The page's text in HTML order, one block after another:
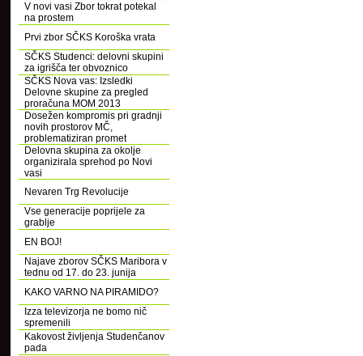
V novi vasi Zbor tokrat potekal
na prostem
Prvi zbor SČKS Koroška vrata
SČKS Studenci: delovni skupini
za igrišča ter obvoznico
SČKS Nova vas: Izsledki
Delovne skupine za pregled
proračuna MOM 2013
Dosežen kompromis pri gradnji
novih prostorov MČ,
problematiziran promet
Delovna skupina za okolje
organizirala sprehod po Novi
vasi
Nevaren Trg Revolucije
Vse generacije poprijele za
grablje
EN BOJ!
Najave zborov SČKS Maribora v
tednu od 17. do 23. junija
KAKO VARNO NA PIRAMIDO?
Izza televizorja ne bomo nič
spremenili
Kakovost življenja Studenčanov
pada